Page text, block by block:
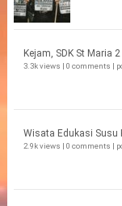
Kejam, SDK St Maria
3.3k views 0 comments
Wisata Edukasi Susu
2.9k views 0 comments